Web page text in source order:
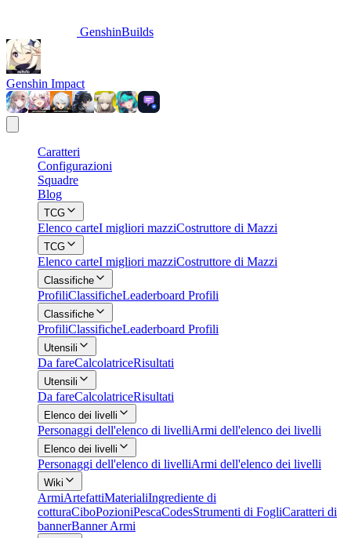
GenshinBuilds
Genshin Impact
Caratteri
Configurazioni
Squadre
Blog
TCG
Elenco carteI migliori mazziCostruttore di Mazzi
TCG
Elenco carteI migliori mazziCostruttore di Mazzi
Classifiche
ProfiliClassificheLeaderboard Profili
Classifiche
ProfiliClassificheLeaderboard Profili
Utensili
Da fareCalcolatriceRisultati
Utensili
Da fareCalcolatriceRisultati
Elenco dei livelli
Personaggi dell'elenco di livelliArmi dell'elenco dei livelli
Elenco dei livelli
Personaggi dell'elenco di livelliArmi dell'elenco dei livelli
Wiki
ArmiArtefattiMaterialiIngrediente di
cotturaCiboPozioniPescaCodesStrumenti di FogliCaratteri di
bannerBanner Armi